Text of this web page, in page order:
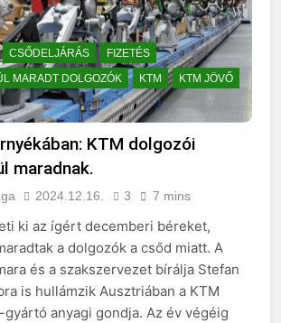
CSŐDELJÁRÁS
FIZETÉS
MARADT DOLGOZÓK
KTM
KTM JÖVŐ
KTM dolgozói
maradnak.
2024.12.16. 3 7 mins
ki az ígért decemberi béreket,
a dolgozók a csőd miatt. A
és a szakszervezet bírálja Stefan
is hullámzik Ausztriában a KTM
anyagi gondja. Az év végéig